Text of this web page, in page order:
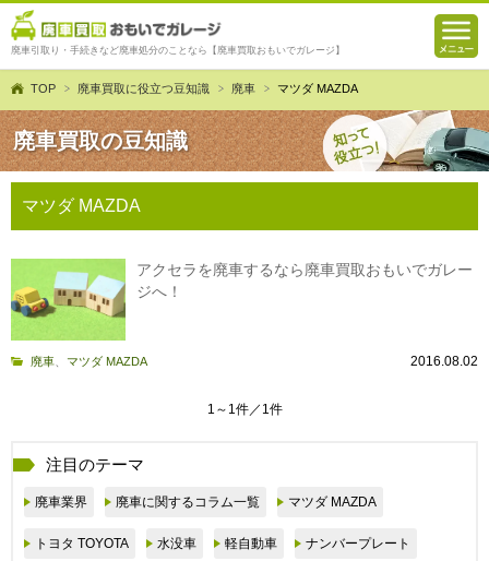
廃車引取り・手続きなど廃車処分のことなら【廃車買取おもいでガレージ】
TOP 廃車買取に役立つ豆知識 廃車 マツダ MAZDA
廃車買取の豆知識
マツダ MAZDA
アクセラを廃車するなら廃車買取おもいでガレー
ジへ！
廃車 マツダ MAZDA 2016.08.02
1～1件／1件
注目のテーマ
廃車業界 廃車に関するコラム一覧 マツダ MAZDA
トヨタ TOYOTA 水没車 軽自動車 ナンバープレート